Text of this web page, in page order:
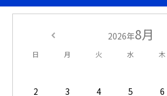
2026年8月
日 月 火 水 木
2
3 4 5 6